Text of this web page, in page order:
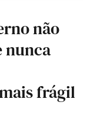
não
nunca
frágil